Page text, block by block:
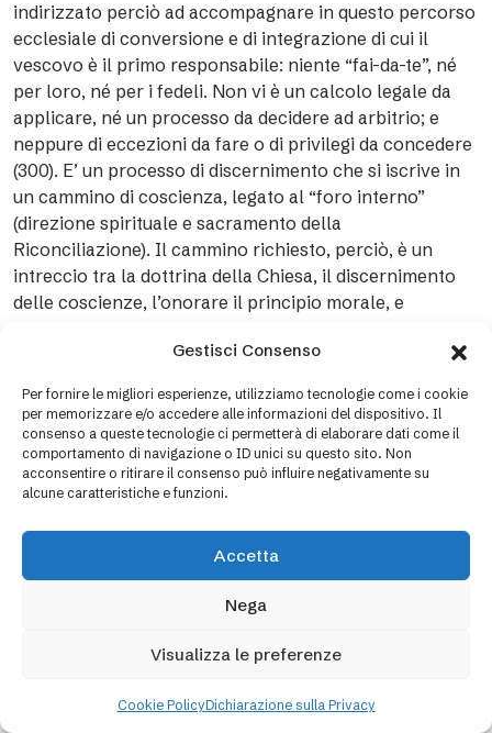
Gestisci Consenso
Per fornire le migliori esperienze, utilizziamo tecnologie come i cookie
per memorizzare e/o accedere alle informazioni del dispositivo. Il
consenso a queste tecnologie ci permetterà di elaborare dati come il
comportamento di navigazione o ID unici su questo sito. Non
acconsentire o ritirare il consenso può influire negativamente su
alcune caratteristiche e funzioni.
Accetta
Nega
Visualizza le preferenze
Cookie PolicyDichiarazione sulla Privacy
indirizzato perciò ad accompagnare in questo percorso
ecclesiale di conversione e di integrazione di cui il
vescovo è il primo responsabile: niente “fai-da-te”, né
per loro, né per i fedeli. Non vi è un calcolo legale da
applicare, né un processo da decidere ad arbitrio; e
neppure di eccezioni da fare o di privilegi da concedere
(300). E’ un processo di discernimento che si iscrive in
un cammino di coscienza, legato al “foro interno”
(direzione spirituale e sacramento della
Riconciliazione). Il cammino richiesto, perciò, è un
intreccio tra la dottrina della Chiesa, il discernimento
delle coscienze, l’onorare il principio morale, e
accogliendo ciò che i vescovi hanno chiesto – esorta a
“discernere quali delle diverse forme di esclusione
attualmente praticate in ambito liturgico, pastorale,
educativo e istituzionale possano essere
superate”(n.299). Si tratta delle sette forme di
esclusione: incarico di padrino; lettore; ministro
straordinario dell’eucaristia; insegnante di religione;
catechista per la prima comunione e per la cresima;
membro del consiglio pastorale diocesano e
impedito). L’intento è esplicito: “Essi (i divorziati
possono vivere e maturare come membra vive della